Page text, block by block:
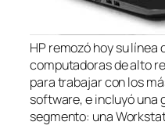
HP remozó hoy su línea
computadoras de alto
para trabajar con los
software, e incluyó una
segmento: una